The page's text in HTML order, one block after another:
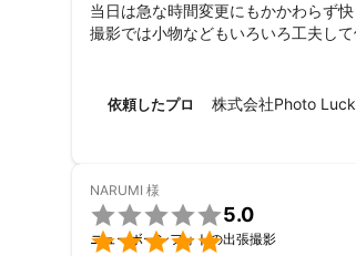
当日は急な時間変更にもかかわらず
撮影では小物などもいろいろ工夫し
納品された写真もとても綺麗で、自
依頼したプロ 株式会社Photo
NARUMI 様


5.0
ニューボーンフォトの出張撮影